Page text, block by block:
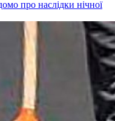
про наслідки нічної